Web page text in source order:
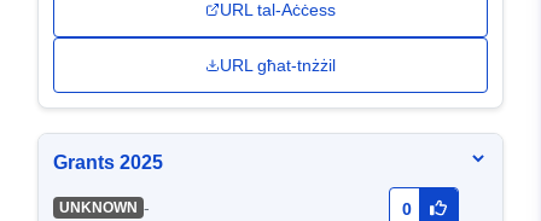
URL tal-Aċċess
URL għat-tnżżil
Grants 2025
UNKNOWN - 0